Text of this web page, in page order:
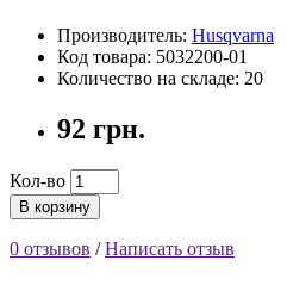
Производитель: Husqvarna
Код товара: 5032200-01
Количество на складе: 20
92 грн.
Кол-во
В корзину
0 отзывов /Написать отзыв